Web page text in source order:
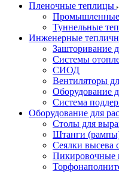
Пленочные теплицы
Туннельные
Инженерные
Зашторивание
Системы
СИОД
Вентиляторы
Оборудование
Система
Оборудование для
Столы для
Штанги
Сеялки высева